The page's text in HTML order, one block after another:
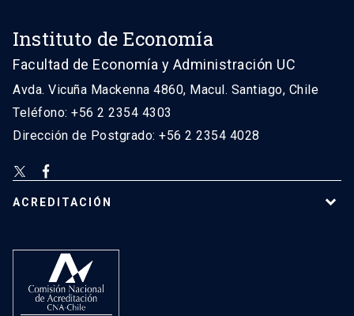
Instituto de Economía
Facultad de Economía y Administración UC
Avda. Vicuña Mackenna 4860, Macul. Santiago, Chile
Teléfono: +56 2 2354 4303
Dirección de Postgrado: +56 2 2354 4028
ACREDITACIÓN